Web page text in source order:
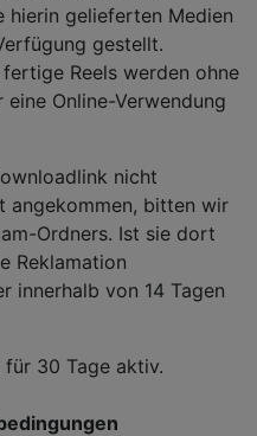
hierin gelieferten Medien
gestellt.
Reels werden ohne
Online-Verwendung
nicht
angekommen, bitten wir
Ordners. Ist sie dort
Reklamation
innerhalb von 14 Tagen
30 Tage aktiv.